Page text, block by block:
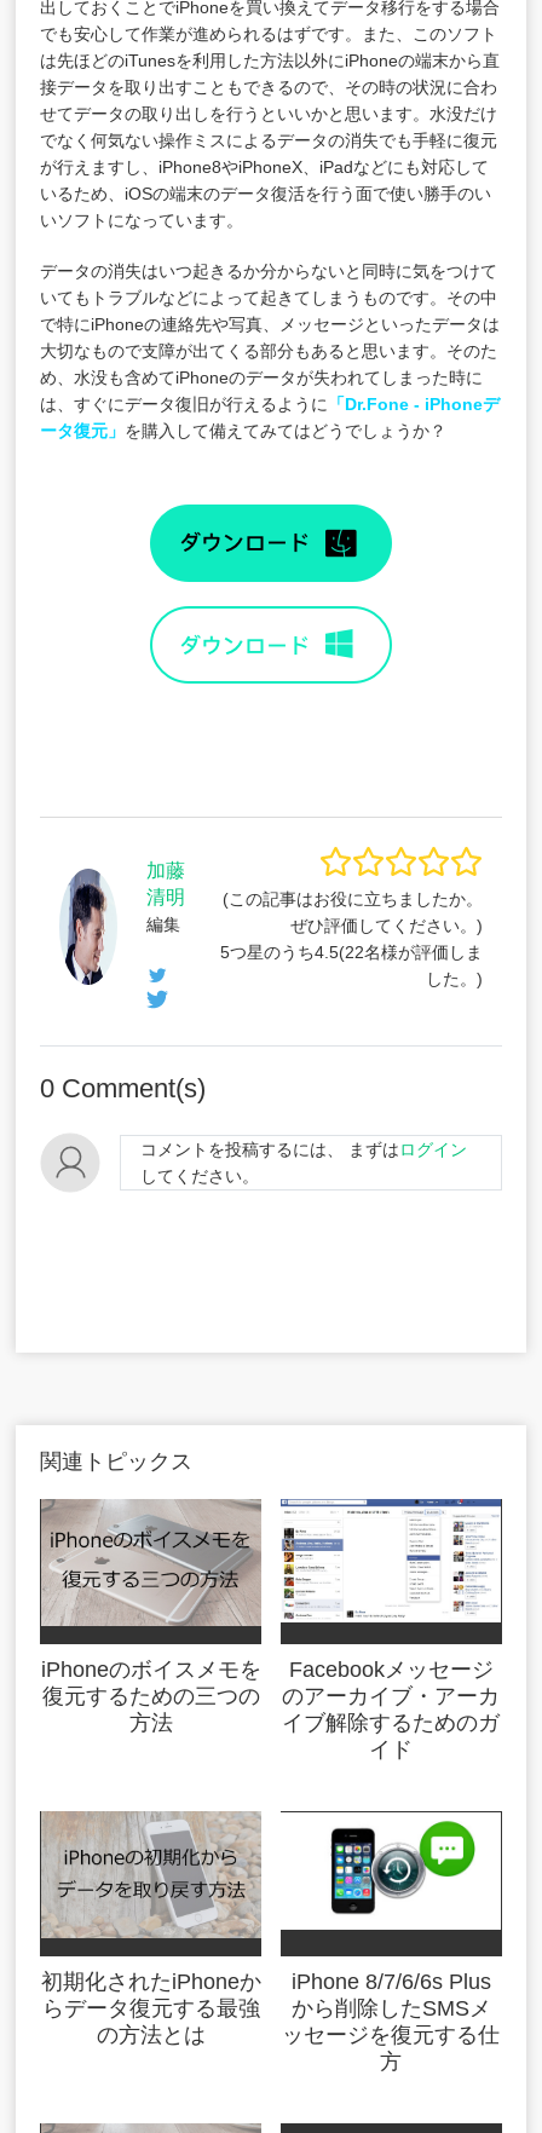
出しておくことでiPhoneを買い換えてデータ移行をする場合
でも安心して作業が進められるはずです。また、このソフト
は先ほどのiTunesを利用した方法以外にiPhoneの端末から直
接データを取り出すこともできるので、その時の状況に合わ
せてデータの取り出しを行うといいかと思います。水没だけ
でなく何気ない操作ミスによるデータの消失でも手軽に復元
が行えますし、iPhone8やiPhoneX、iPadなどにも対応して
いるため、iOSの端末のデータ復活を行う面で使い勝手のい
いソフトになっています。
データの消失はいつ起きるか分からないと同時に気をつけて
いてもトラブルなどによって起きてしまうものです。その中
で特にiPhoneの連絡先や写真、メッセージといったデータは
大切なもので支障が出てくる部分もあると思います。そのた
め、水没も含めてiPhoneのデータが失われてしまった時に
は、すぐにデータ復旧が行えるように
「Dr.Fone - iPhoneデ
ータ復元」 を購入して備えてみてはどうでしょうか？
加藤
清明
編集
(この記事はお役に立ちましたか。
ぜひ評価してください。)
5つ星のうち4.5(22名様が評価しま
した。)
0 Comment(s)
コメントを投稿するには、 まずはログイン
してください。
関連トピックス
iPhoneのボイスメモを
復元するための三つの
方法
Facebookメッセージ
のアーカイブ・アーカ
イブ解除するためのガ
イド
初期化されたiPhoneか
らデータ復元する最強
の方法とは
iPhone 8/7/6/6s Plus
から削除したSMSメ
ッセージを復元する仕
方